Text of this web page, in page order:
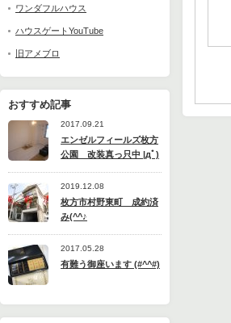
ワンダフルハウス
ハウスゲートYouTube
旧アメブロ
おすすめ記事
2017.09.21
エンゼルフィールズ枚方
公園 改装真っ只中 |дﾟ)
2019.12.08
枚方市村野東町 成約済
み(^^♪
2017.05.28
有難う御座います (#^^#)